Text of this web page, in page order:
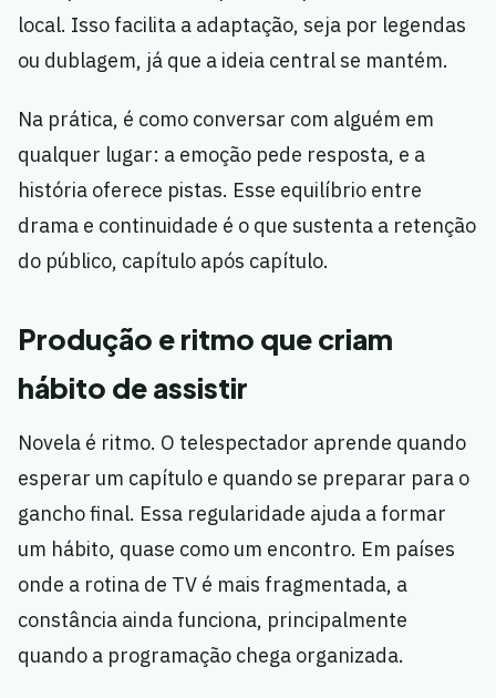
local. Isso facilita a adaptação, seja por legendas
ou dublagem, já que a ideia central se mantém.
Na prática, é como conversar com alguém em
qualquer lugar: a emoção pede resposta, e a
história oferece pistas. Esse equilíbrio entre
drama e continuidade é o que sustenta a retenção
do público, capítulo após capítulo.
Produção e ritmo que criam
hábito de assistir
Novela é ritmo. O telespectador aprende quando
esperar um capítulo e quando se preparar para o
gancho final. Essa regularidade ajuda a formar
um hábito, quase como um encontro. Em países
onde a rotina de TV é mais fragmentada, a
constância ainda funciona, principalmente
quando a programação chega organizada.